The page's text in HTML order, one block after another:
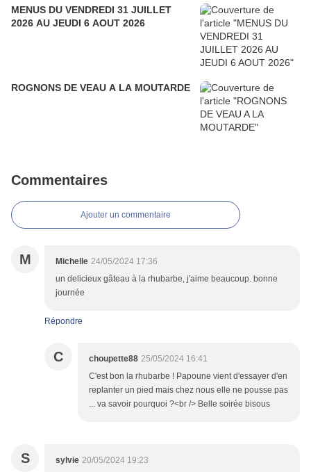
MENUS DU VENDREDI 31 JUILLET
2026 AU JEUDI 6 AOUT 2026
ROGNONS DE VEAU A LA MOUTARDE
Commentaires
Ajouter un commentaire
M Michelle 24/05/2024 17:36
un delicieux gâteau à la rhubarbe, j'aime beaucoup. bonne
journée
Répondre
C choupette88 25/05/2024 16:41
C'est bon la rhubarbe ! Papoune vient d'essayer d'en
replanter un pied mais chez nous elle ne pousse pas
... va savoir pourquoi ?<br /> Belle soirée bisous
S sylvie 20/05/2024 19:23